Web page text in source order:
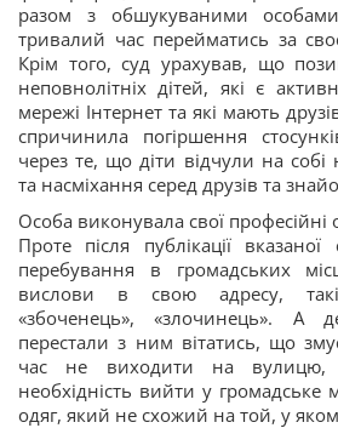
разом з обшукуваними
тривалий час перейматись за
Крім того, суд урахував, що
неповнолітніх дітей, які є
мережі Інтернет та які мають
спричинила погіршення
через те, що діти відчули на собі
та насміхання серед друзів та
Особа виконувала свої професійні
Проте після публікації
перебування в громадських
вислови в свою адресу,
«збоченець», «злочинець». А
перестали з ним вітатись, що
час не виходити на
необхідність вийти у громадське
одяг, який не схожий на той, у